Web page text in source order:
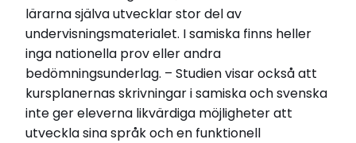
lärarna själva utvecklar stor del av
undervisningsmaterialet. I samiska finns heller
inga nationella prov eller andra
bedömningsunderlag. – Studien visar också att
kursplanernas skrivningar i samiska och svenska
inte ger eleverna likvärdiga möjligheter att
utveckla sina språk och en funktionell